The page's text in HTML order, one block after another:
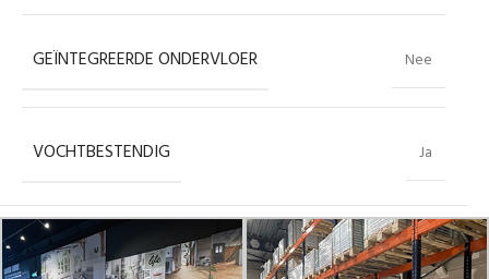
GEÏNTEGREERDE ONDERVLOER Nee
VOCHTBESTENDIG Ja